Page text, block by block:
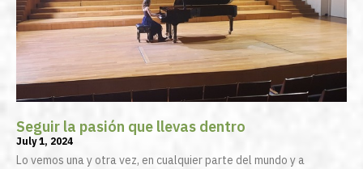
Seguir la pasión que llevas dentro
July 1, 2024
Lo vemos una y otra vez, en cualquier parte del mundo y a